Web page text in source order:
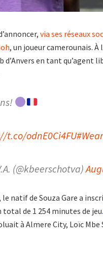
via ses réseaux
, un joueur camerounais.
d’Anvers en tant qu’agent
t.co/odnE0Ci4FU
(@kbeerschotva)
le natif de Souza Gare a
de 1 254 minutes de jeu.
à Almere City, Loïc